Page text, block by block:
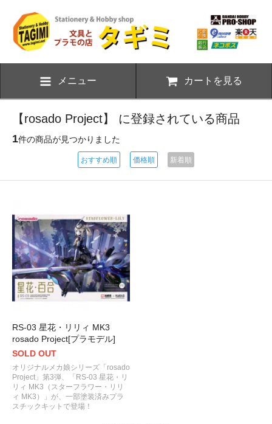
メニュー カートを見る
【rosado Project】 に登録されている商品
1件の商品が見つかりました
おすすめ順 価格順 新着順
RS-03 星花・リリィ MK3
rosado Project[プラモデル]
SOLD OUT
オリジナルメカ娘シリーズ「rosado
Project」第3弾、「RS-03 星花・リ
リィ MK3（スターフラワー・リリ
ィ MK3）」が、一部塗装済みプラ
スチックキットで登場！